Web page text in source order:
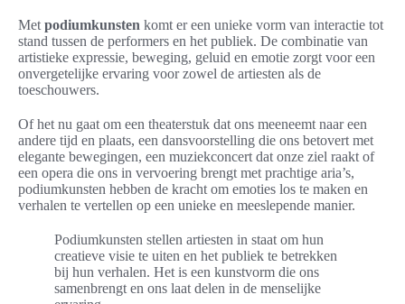
Met podiumkunsten komt er een unieke vorm van interactie tot
stand tussen de performers en het publiek. De combinatie van
artistieke expressie, beweging, geluid en emotie zorgt voor een
onvergetelijke ervaring voor zowel de artiesten als de
toeschouwers.
Of het nu gaat om een theaterstuk dat ons meeneemt naar een
andere tijd en plaats, een dansvoorstelling die ons betovert met
elegante bewegingen, een muziekconcert dat onze ziel raakt of
een opera die ons in vervoering brengt met prachtige aria’s,
podiumkunsten hebben de kracht om emoties los te maken en
verhalen te vertellen op een unieke en meeslepende manier.
Podiumkunsten stellen artiesten in staat om hun
creatieve visie te uiten en het publiek te betrekken
bij hun verhalen. Het is een kunstvorm die ons
samenbrengt en ons laat delen in de menselijke